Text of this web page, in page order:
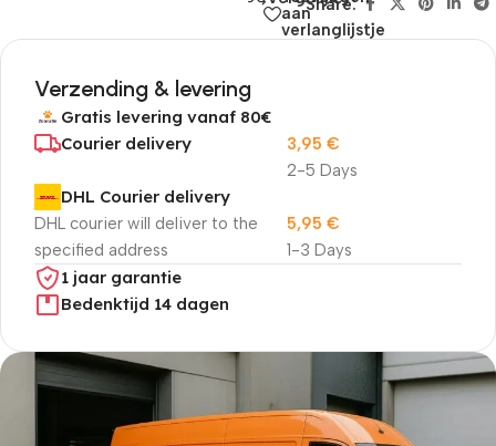
aan
verlanglijstje
Share:
Verzending & levering
Gratis levering vanaf 80€
Courier delivery
2-5 Days
3,95 €
DHL Courier delivery
DHL courier will deliver to the
specified address
1-3 Days
5,95 €
1 jaar garantie
Bedenktijd 14 dagen